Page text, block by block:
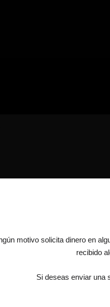
motivo solicita dinero en
recibido
Si deseas enviar una